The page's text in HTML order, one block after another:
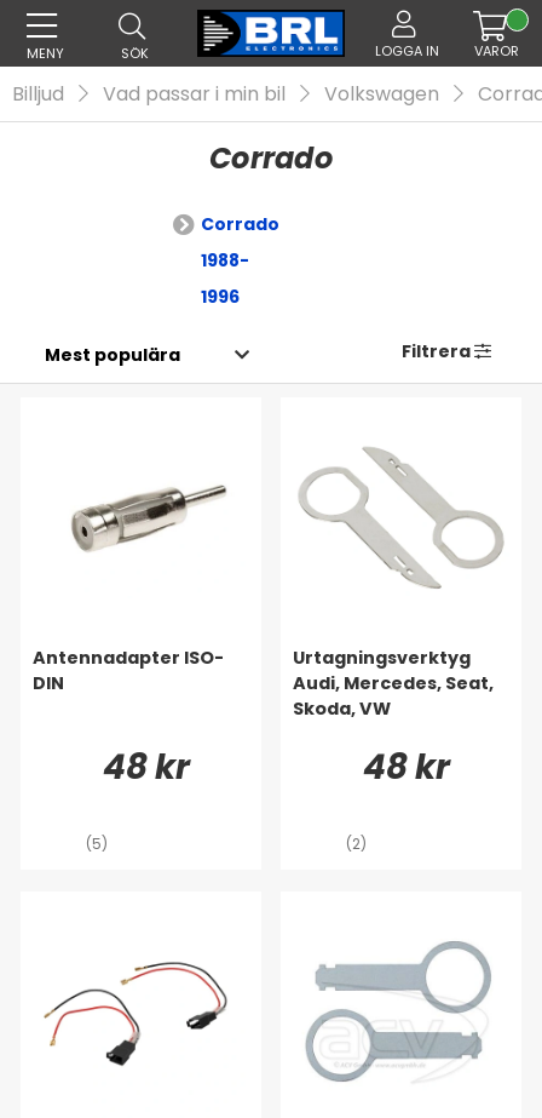
MENY SÖK LOGGA IN VAROR
Billjud Vad passar i min bil Volkswagen
Corrado
Corrado
1988-
1996
Filtrera
Antennadapter ISO-
DIN
48 kr
(5)
Urtagningsverktyg
Audi, Mercedes, Seat,
Skoda, VW
48 kr
(2)